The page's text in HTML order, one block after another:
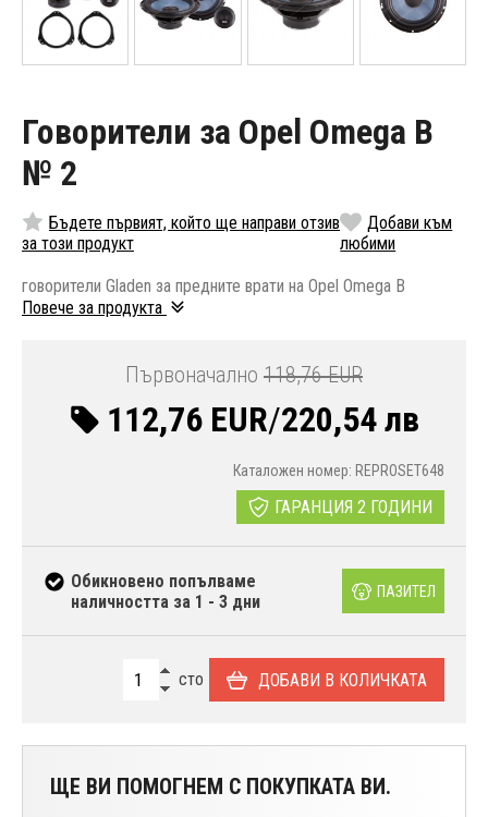
Говорители за Opel Omega B
№ 2
Бъдете първият, който ще направи отзив
за този продукт
Добави към
любими
говорители Gladen за предните врати на Opel Omega B
Повече за продукта
Първоначално 118,76 EUR
112,76 EUR/220,54 лв
Каталожен номер: REPROSET648
ГАРАНЦИЯ 2 ГОДИНИ
Обикновено попълваме
наличността за 1 - 3 дни
ПАЗИТЕЛ
сто ДОБАВИ В КОЛИЧКАТА
ЩЕ ВИ ПОМОГНЕМ С ПОКУПКАТА ВИ.